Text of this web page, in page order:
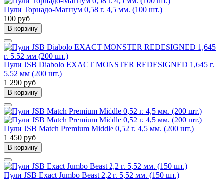
Пули Торнадо-Магнум 0,58 г. 4,5 мм. (100 шт.)
100 руб
В корзину
Пули JSB Diabolo EXACT MONSTER REDESIGNED 1,645 г.
5.52 мм (200 шт.)
1 290 руб
В корзину
Пули JSB Match Premium Middle 0,52 г. 4,5 мм. (200 шт.)
1 450 руб
В корзину
Пули JSB Exact Jumbo Beast 2,2 г. 5,52 мм. (150 шт.)